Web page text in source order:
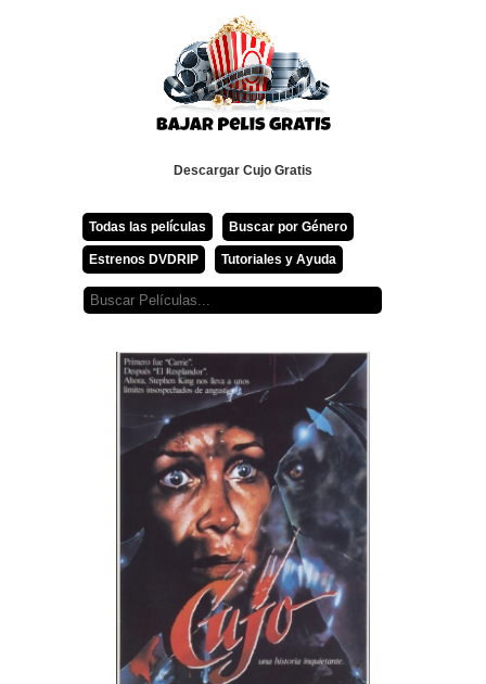
Descargar Cujo Gratis
Todas las películas Buscar por Género
Estrenos DVDRIP Tutoriales y Ayuda